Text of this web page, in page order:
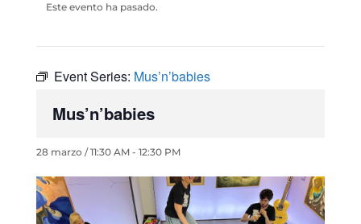
Este evento ha pasado.
Event Series: Mus’n’babies
Mus’n’babies
28 marzo / 11:30 AM- 12:30 PM